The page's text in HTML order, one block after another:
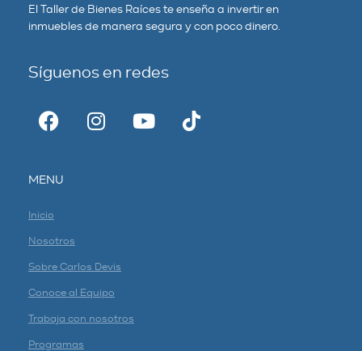
El Taller de Bienes Raíces te enseña a invertir en
inmuebles de manera segura y con poco dinero.
Síguenos en redes
MENU
Inicio
Nosotros
Sobre Carlos Devis
Conoce al Equipo
Trabaja con nosotros
Programas